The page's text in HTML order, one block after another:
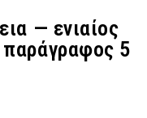
— ενιαίος
5